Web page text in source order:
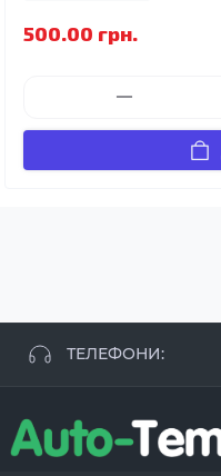
500.00 грн.
ТЕЛЕФОНИ:
+38 096 250 84 38
+38 099 657 61 50